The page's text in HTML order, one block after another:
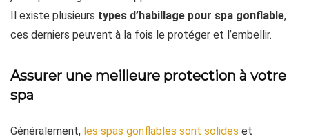
Il existe plusieurs types d’habillage pour spa gonflable,
ces derniers peuvent à la fois le protéger et l’embellir.
Assurer une meilleure protection à votre
spa
Généralement, les spas gonflables sont solides et